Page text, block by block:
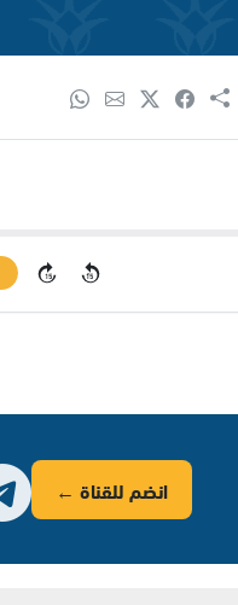
15
15
انضم للقناة ←